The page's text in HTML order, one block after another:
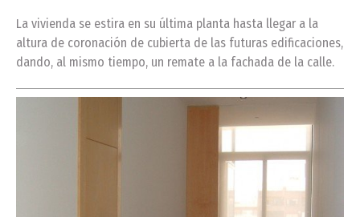
La vivienda se estira en su última planta hasta llegar a la
altura de coronación de cubierta de las futuras edificaciones,
dando, al mismo tiempo, un remate a la fachada de la calle.